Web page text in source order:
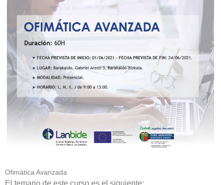
Ofimática Avanzada
El temario de este curso es el siguiente: